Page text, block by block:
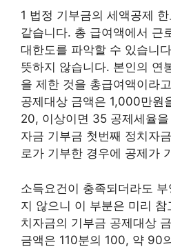
1 법정 기부금의 세액공제
같습니다. 총 급여액에서 근
대한도를 파악할 수 있습니
뜻하지 않습니다. 본인의 연
을 제한 것을 총급여액이라
공제대상 금액은 1,000만원
20, 이상이면 35 공제세율
자금 기부금 첫번째 정치자
로가 기부한 경우에 공제가
소득요건이 충족되더라도
지 않으니 이 부분은 미리
치자금의 기부금 공제대상
금액은 110분의 100, 약 90